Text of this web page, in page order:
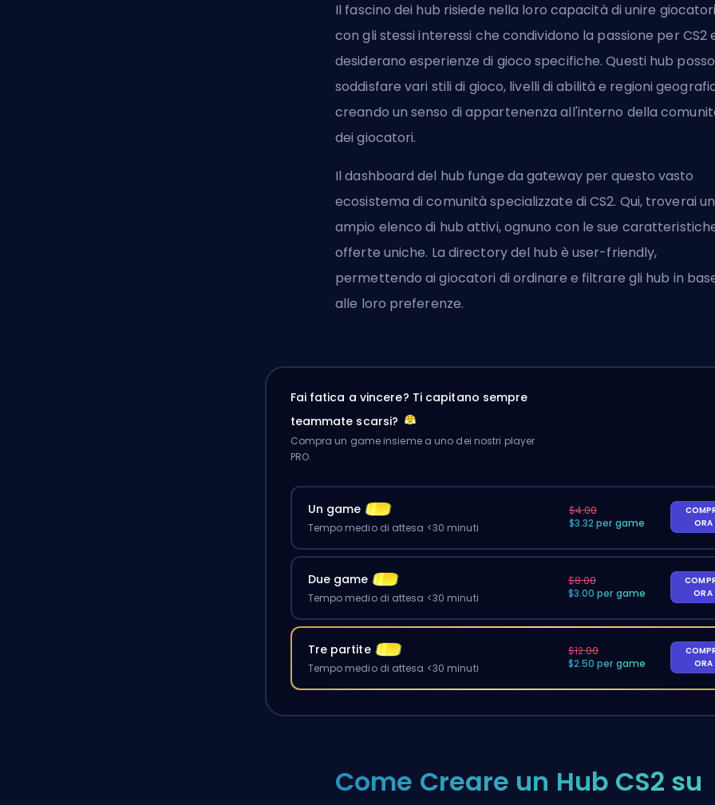
Il fascino dei hub risiede nella loro capacità di unire
con gli stessi interessi che condividono la passione per CS2
desiderano esperienze di gioco specifiche. Questi hub
soddisfare vari stili di gioco, livelli di abilità e regioni
creando un senso di appartenenza all'interno della
dei giocatori.
Il dashboard del hub funge da gateway per questo vasto
ecosistema di comunità specializzate di CS2. Qui, troverai un
ampio elenco di hub attivi, ognuno con le sue
offerte uniche. La directory del hub è user-friendly,
permettendo ai giocatori di ordinare e filtrare gli hub in
alle loro preferenze.
Fai fatica a vincere? Ti capitano sempre
teammate scarsi?
Compra un game insieme a uno dei nostri player
PRO.
Un game
Tempo medio di attesa <30 minuti
$4.00
$3.32 per game
ORA
Due game
Tempo medio di attesa <30 minuti
$8.00
$3.00 per game
ORA
Tre partite
Tempo medio di attesa <30 minuti
$12.00
$2.50 per game
ORA
Come Creare un Hub CS2 su